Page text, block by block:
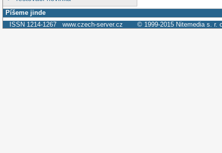
Píšeme jinde
ISSN 1214-1267 www.czech-server.cz © 1999-2015 Nitemedia s. r.